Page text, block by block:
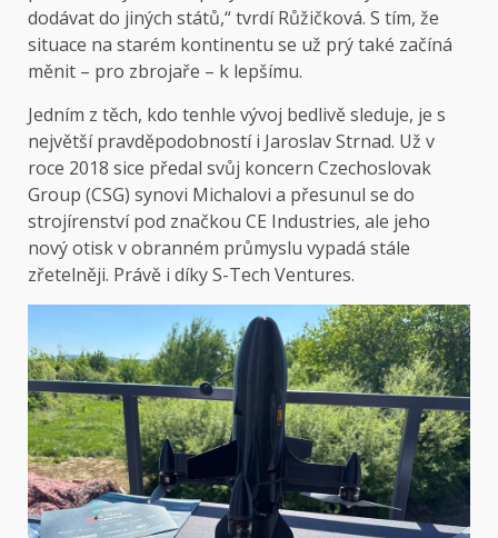
dodávat do jiných států,“ tvrdí Růžičková. S tím, že
situace na starém kontinentu se už prý také začíná
měnit – pro zbrojaře – k lepšímu.
Jedním z těch, kdo tenhle vývoj bedlivě sleduje, je s
největší pravděpodobností i Jaroslav Strnad. Už v
roce 2018 sice předal svůj koncern Czechoslovak
Group (CSG) synovi Michalovi a přesunul se do
strojírenství pod značkou CE Industries, ale jeho
nový otisk v obranném průmyslu vypadá stále
zřetelněji. Právě i díky S-Tech Ventures.